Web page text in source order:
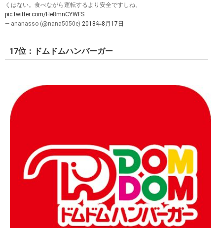
くはない。食べながら運転するより安全ですしね。
pic.twitter.com/He8mnCYWFS
— ananasso (@nana5050e) 2018年8月17日
17位：ドムドムハンバーガー